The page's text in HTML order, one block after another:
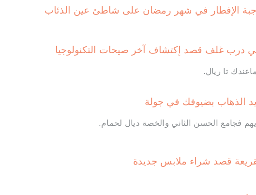
تا ريال.
فجامع الحسن الثاني والخصة ديال لحمام.